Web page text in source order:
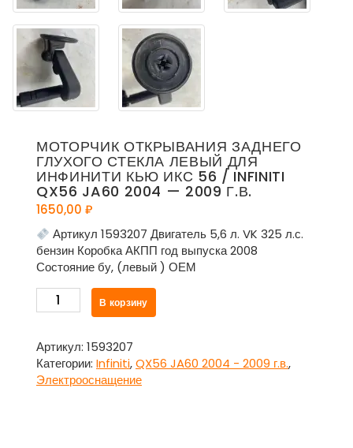
МОТОРЧИК ОТКРЫВАНИЯ ЗАДНЕГО
ГЛУХОГО СТЕКЛА ЛЕВЫЙ ДЛЯ
ИНФИНИТИ КЬЮ ИКС 56 / INFINITI
QX56 JA60 2004 — 2009 Г.В.
1650,00 ₽
Артикул 1593207 Двигатель 5,6 л. VK 325 л.с.
бензин Коробка АКПП год выпуска 2008
Состояние бу, (левый ) ОЕМ
Количество
товара
открывания
заднего
глухого
В корзину
Артикул: 1593207
Категории: Infiniti,QX56 JA60 2004 - 2009 г.в.,
Электрооснащение